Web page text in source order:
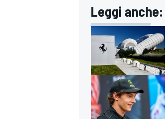
MONOMARCA
Leggi anche: